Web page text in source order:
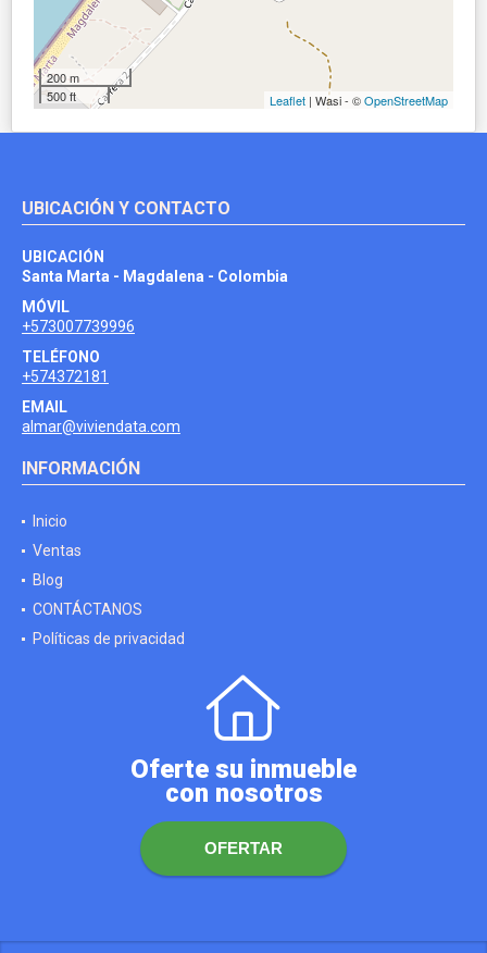
200 m
500 ft
Leaflet | Wasi - ©OpenStreetMap
UBICACIÓN Y CONTACTO
UBICACIÓN
Santa Marta - Magdalena - Colombia
MÓVIL
+573007739996
TELÉFONO
+574372181
EMAIL
almar@viviendata.com
INFORMACIÓN
Inicio
Ventas
Blog
CONTÁCTANOS
Políticas de privacidad
Oferte su inmueble
con nosotros
OFERTAR